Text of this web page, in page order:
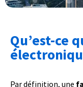
Qu’est-ce
Par définition, une